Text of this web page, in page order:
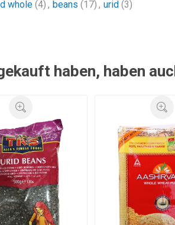
whole (4) , beans (17) , urid (3)
haben, haben